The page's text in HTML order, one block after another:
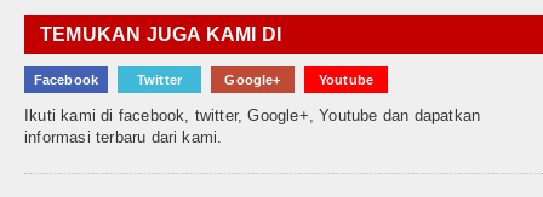
TEMUKAN JUGA KAMI DI
Facebook Twitter Google+ Youtube
Ikuti kami di facebook, twitter, Google+, Youtube dan dapatkan
informasi terbaru dari kami.